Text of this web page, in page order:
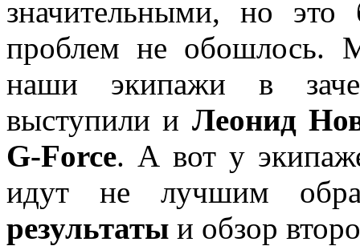
значительными, но
проблем не обошлось.
наши экипажи в
выступили и Леонид
G-Force. А вот у
идут не лучшим
результаты и обзор